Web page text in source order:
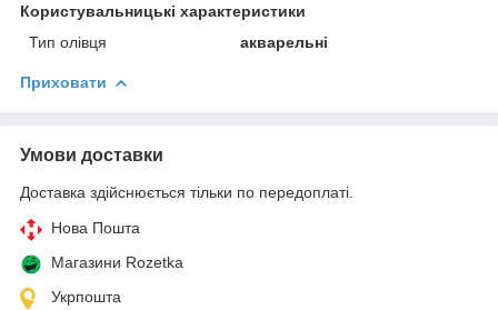
Користувальницькі характеристики
Тип олівця
акварельні
Приховати
Умови доставки
Доставка здійснюється тільки по передоплаті.
Нова Пошта
Магазини Rozetka
Укрпошта